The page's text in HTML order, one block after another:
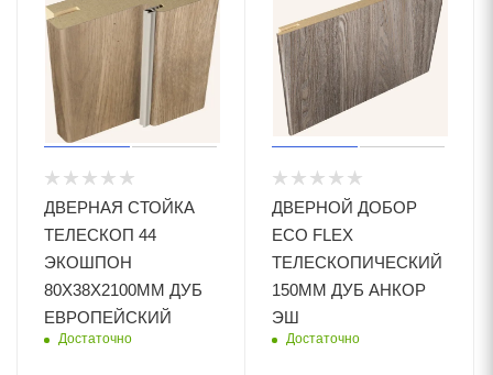
ДВЕРНАЯ СТОЙКА
ТЕЛЕСКОП 44
ЭКОШПОН
80Х38Х2100ММ ДУБ
ЕВРОПЕЙСКИЙ
Достаточно
ДВЕРНОЙ ДОБОР
ECO FLEX
ТЕЛЕСКОПИЧЕСКИЙ
150ММ ДУБ АНКОР
ЭШ
Достаточно